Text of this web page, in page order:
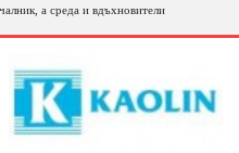
а среда и вдъхновители